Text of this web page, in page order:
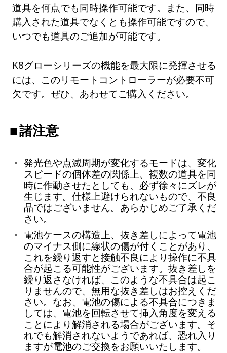
道具を何点でも同時操作可能です。また、同時
購入された道具でなくとも操作可能ですので、
いつでも道具のご追加が可能です。
K8グローシリーズの機能を最大限に発揮させる
には、このリモートコントローラーが必要不可
欠です。ぜひ、あわせてご購入ください。
諸注意
発光色や点滅周期が変化するモードは、変化
スピードの個体差の関係上、複数の道具を同
時に作動させたとしても、必ず徐々にズレが
生じます。仕様上避けられないもので、不良
品ではございません。あらかじめご了承くだ
さい。
電池ケースの構造上、抜き差しによって電池
のマイナス側に線状の傷が付くことがあり、
これを繰り返すと接触不良により操作に不具
合が起こる可能性がございます。抜き差しを
繰り返さなければ、このような不具合は起こ
りませんので、無用な抜き差しはお控えくだ
さい。なお、電池の傷による不具合につきま
しては、電池を回転させて挿入角度を変える
ことにより解消される場合がございます。そ
れでも解消されないようであれば、恐れ入り
ますが電池のご交換をお願いいたします。